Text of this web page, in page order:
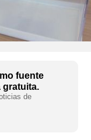
fuente
gratuita.
de